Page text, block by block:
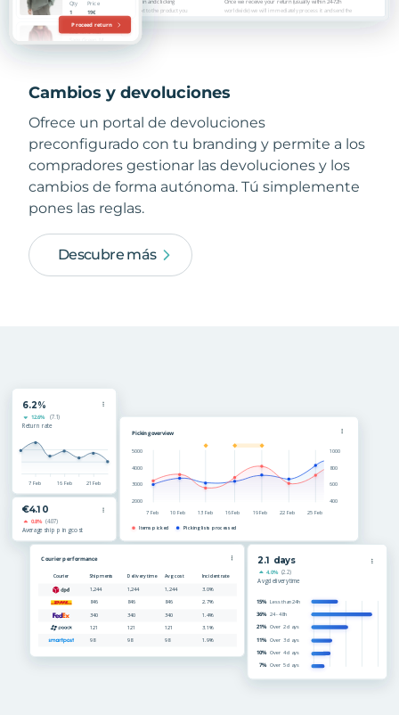
Cambios y devoluciones
Ofrece un portal de devoluciones
preconfigurado con tu branding y permite a los
compradores gestionar las devoluciones y los
cambios de forma autónoma. Tú simplemente
pones las reglas.
Descubre más